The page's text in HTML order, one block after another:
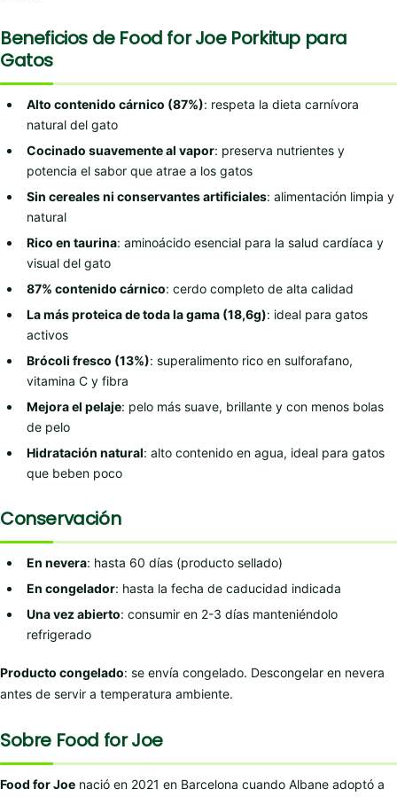
Beneficios de Food for Joe Porkitup para
Gatos
Alto contenido cárnico (87%): respeta la dieta carnívora
natural del gato
Cocinado suavemente al vapor: preserva nutrientes y
potencia el sabor que atrae a los gatos
Sin cereales ni conservantes artificiales: alimentación limpia y
natural
Rico en taurina: aminoácido esencial para la salud cardíaca y
visual del gato
87% contenido cárnico: cerdo completo de alta calidad
La más proteica de toda la gama (18,6g): ideal para gatos
activos
Brócoli fresco (13%): superalimento rico en sulforafano,
vitamina C y fibra
Mejora el pelaje: pelo más suave, brillante y con menos bolas
de pelo
Hidratación natural: alto contenido en agua, ideal para gatos
que beben poco
Conservación
En nevera: hasta 60 días (producto sellado)
En congelador: hasta la fecha de caducidad indicada
Una vez abierto: consumir en 2-3 días manteniéndolo
refrigerado
Producto congelado: se envía congelado. Descongelar en nevera
antes de servir a temperatura ambiente.
Sobre Food for Joe
Food for Joe nació en 2021 en Barcelona cuando Albane adoptó a